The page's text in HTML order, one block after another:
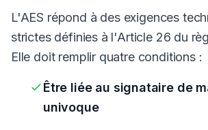
L'AES répond à des exigences
strictes définies à l'Article 26 du
Elle doit remplir quatre conditions :
Être liée au signataire de
univoque